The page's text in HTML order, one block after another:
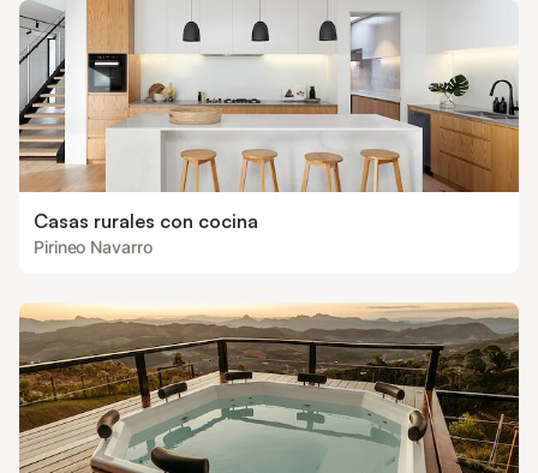
Casas rurales con cocina
Pirineo Navarro